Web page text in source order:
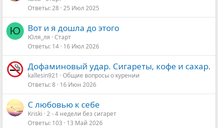
Ответы 28 25 Июл 2025
Ю Вот и я дошла до этого
Юля_ля Старт
Ответы 14 16 Июл 2026
Дофаминовый удар. Сигареты, кофе и сахар.
kallesin921
Общие вопросы о курении
Ответы 8 16 Июн 2026
С любовью к себе
Kriski 2 - 4 недели без сигарет
Ответы 103 13 Май 2026